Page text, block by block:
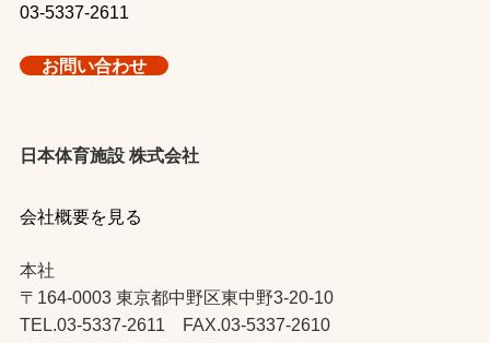
03-5337-2611
お問い合わせ
日本体育施設 株式会社
会社概要を見る
本社
〒164-0003 東京都中野区東中野3-20-10
TEL.03-5337-2611 FAX.03-5337-2610